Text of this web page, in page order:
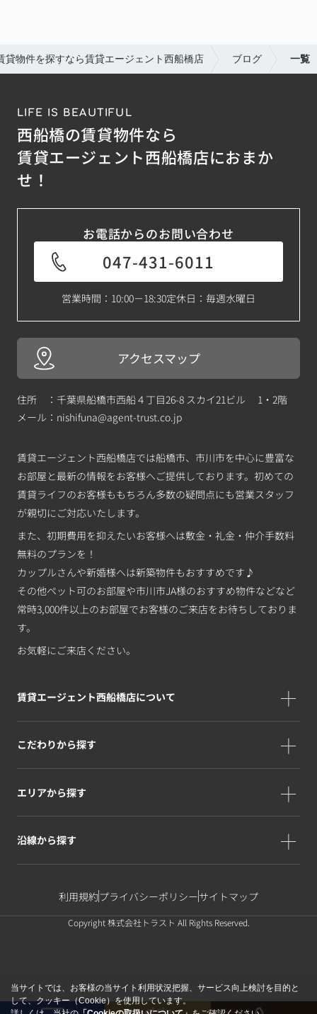
貸物件を探すなら賃貸エージェント西船橋店 ブログ 一覧
LIFE IS BEAUTIFUL
西船橋の賃貸物件なら
賃貸エージェント西船橋店におまか
せ！
お電話からのお問い合わせ
047-431-6011
営業時間：10:00－18:30定休日：毎週水曜日
アクセスマップ
住所 ：千葉県船橋市西船４丁目26-8 スカイ21ビル 1・2階
メール： nishifuna@agent-trust.co.jp
賃貸エージェント西船橋店では船橋市、市川市を中心に豊富な
お部屋と最新の情報をお客様へご提供しております。初めての
賃貸ライフのお客様ももちろん多数の疑問点にも営業スタッフ
が親切にご対応いたします。
また、初期費用を抑えたいお客様へは敷金・礼金・仲介手数料
無料のプランを！
カップルさんや新婚様へは新築物件もおすすめです♪
その他ペット可のお部屋や市川市JA様のおすすめ物件などなど
常時3,000件以上のお部屋でお客様のご来店をお待ちしておりま
す。
お気軽にご来店ください。
賃貸エージェント西船橋店について
こだわりから探す
エリアから探す
沿線から探す
利用規約プライバシーポリシーサイトマップ
Copyright 株式会社トラスト All Rights Reserved.
当サイトでは、お客様の当サイト利用状況把握、サービス向上検討を目的と
して、クッキー（Cookie）を使用しています。